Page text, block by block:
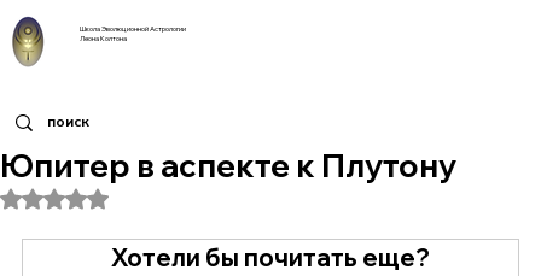
Школа Эволюционной Астрологии
Леона Колтона
Юпитер в аспекте к Плутону
Оценка: не число из 5 звезд.
Хотели бы почитать еще?